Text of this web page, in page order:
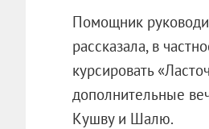
Помощник
рассказала, в
курсировать
дополнительные
Кушву и Шалю.